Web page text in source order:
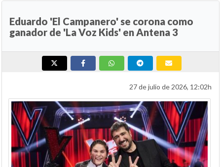
Eduardo 'El Campanero' se corona como
ganador de 'La Voz Kids' en Antena 3
27 de julio de 2026, 12:02h